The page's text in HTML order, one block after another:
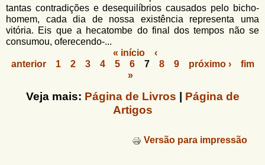
tantas contradições e desequilíbrios causados pelo bicho-
homem, cada dia de nossa existência representa uma
vitória. Eis que a hecatombe do final dos tempos não se
consumou, oferecendo-...
P
« início
‹
anterior
1 2 3 4 5 6 7 8 9 próximo ›
fim
»
Veja mais: Página de Livros
Página de
Artigos
Versão para impressão